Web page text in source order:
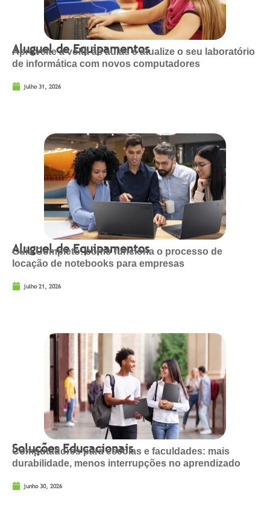
Aluguel de Equipamentos
Aproveite a volta às aulas e atualize o seu laboratório
de informática com novos computadores
julho 31, 2026
Aluguel de Equipamentos
Guia Completo: como funciona o processo de
locação de notebooks para empresas
julho 21, 2026
Soluções Educacionais
Computadores para escolas e faculdades: mais
durabilidade, menos interrupções no aprendizado
junho 30, 2026